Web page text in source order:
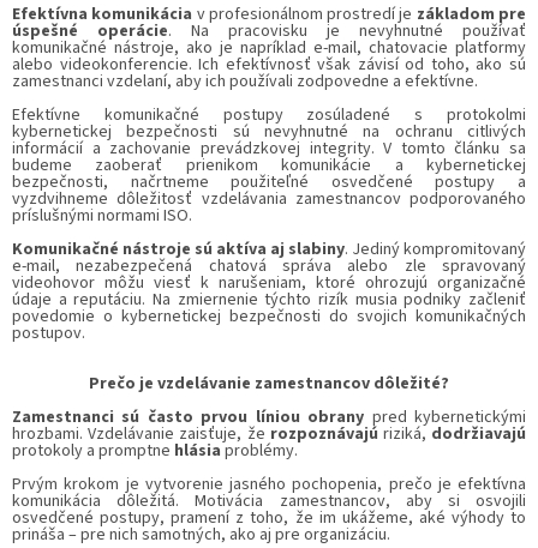
Efektívna komunikácia v profesionálnom prostredí je základom pre
úspešné operácie. Na pracovisku je nevyhnutné používať
komunikačné nástroje, ako je napríklad e-mail, chatovacie platformy
alebo videokonferencie. Ich efektívnosť však závisí od toho, ako sú
zamestnanci vzdelaní, aby ich používali zodpovedne a efektívne.
Efektívne komunikačné postupy zosúladené s protokolmi
kybernetickej bezpečnosti sú nevyhnutné na ochranu citlivých
informácií a zachovanie prevádzkovej integrity. V tomto článku sa
budeme zaoberať prienikom komunikácie a kybernetickej
bezpečnosti, načrtneme použiteľné osvedčené postupy a
vyzdvihneme dôležitosť vzdelávania zamestnancov podporovaného
príslušnými normami ISO.
Komunikačné nástroje sú aktíva aj slabiny. Jediný kompromitovaný
e-mail, nezabezpečená chatová správa alebo zle spravovaný
videohovor môžu viesť k narušeniam, ktoré ohrozujú organizačné
údaje a reputáciu. Na zmiernenie týchto rizík musia podniky začleniť
povedomie o kybernetickej bezpečnosti do svojich komunikačných
postupov.
Prečo je vzdelávanie zamestnancov dôležité?
Zamestnanci sú často prvou líniou obrany pred kybernetickými
hrozbami. Vzdelávanie zaisťuje, že rozpoznávajú riziká, dodržiavajú
protokoly a promptne hlásiaproblémy.
Prvým krokom je vytvorenie jasného pochopenia, prečo je efektívna
komunikácia dôležitá. Motivácia zamestnancov, aby si osvojili
osvedčené postupy, pramení z toho, že im ukážeme, aké výhody to
prináša – pre nich samotných, ako aj pre organizáciu.